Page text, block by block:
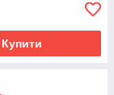
Купити